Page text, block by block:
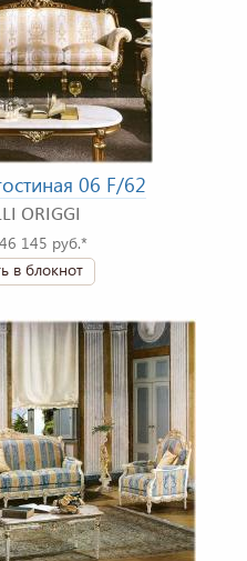
06 F/62
ORIGGI
145 руб.*
в блокнот